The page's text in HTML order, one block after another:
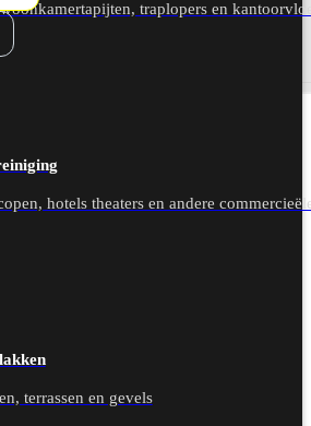
traplopers en
hotels theaters en andere
terrassen en gevels